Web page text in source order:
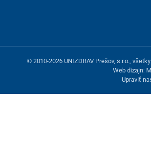
© 2010-2026 UNIZDRAV Prešov, s.r.o.,
Web dizajn:
Upraviť